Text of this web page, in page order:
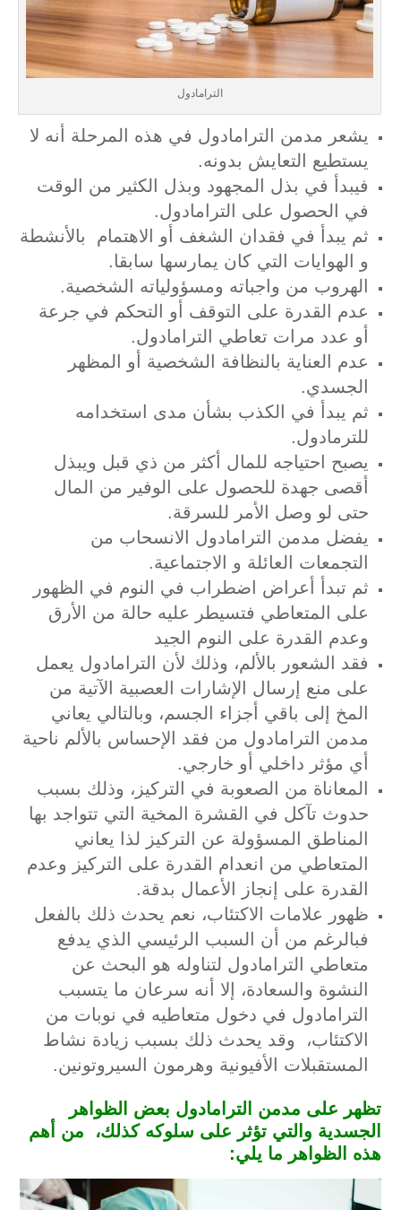
الترامادول
يشعر مدمن الترامادول في هذه المرحلة أنه لا
يستطيع التعايش بدونه.
فيبدأ في بذل المجهود وبذل الكثير من الوقت
في الحصول على الترامادول.
ثم يبدأ في فقدان الشغف أو الاهتمام بالأنشطة
و الهوايات التي كان يمارسها سابقا.
الهروب من واجباته ومسؤولياته الشخصية.
عدم القدرة على التوقف أو التحكم في جرعة
أو عدد مرات تعاطي الترامادول.
عدم العناية بالنظافة الشخصية أو المظهر
الجسدي.
ثم يبدأ في الكذب بشأن مدى استخدامه
للترمادول.
يصبح احتياجه للمال أكثر من ذي قبل ويبذل
أقصى جهدة للحصول على الوفير من المال
حتى لو وصل الأمر للسرقة.
يفضل مدمن الترامادول الانسحاب من
التجمعات العائلة و الاجتماعية.
ثم تبدأ أعراض اضطراب في النوم في الظهور
على المتعاطي فتسيطر عليه حالة من الأرق
وعدم القدرة على النوم الجيد
فقد الشعور بالألم، وذلك لأن الترامادول يعمل
على منع إرسال الإشارات العصبية الآتية من
المخ إلى باقي أجزاء الجسم، وبالتالي يعاني
مدمن الترامادول من فقد الإحساس بالألم ناحية
أي مؤثر داخلي أو خارجي.
المعاناة من الصعوبة في التركيز، وذلك بسبب
حدوث تآكل في القشرة المخية التي تتواجد بها
المناطق المسؤولة عن التركيز لذا يعاني
المتعاطي من انعدام القدرة على التركيز وعدم
القدرة على إنجاز الأعمال بدقة.
ظهور علامات الاكتئاب، نعم يحدث ذلك بالفعل
فبالرغم من أن السبب الرئيسي الذي يدفع
متعاطي الترامادول لتناوله هو البحث عن
النشوة والسعادة، إلا أنه سرعان ما يتسبب
الترامادول في دخول متعاطيه في نوبات من
الاكتئاب، وقد يحدث ذلك بسبب زيادة نشاط
المستقبلات الأفيونية وهرمون السيروتونين.
تظهر على مدمن الترامادول بعض الظواهر
الجسدية والتي تؤثر على سلوكه كذلك، من أهم
هذه الظواهر ما يلي: